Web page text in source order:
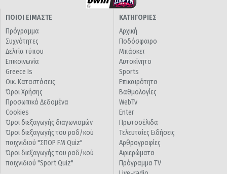
ΠΟΙΟΙ ΕΙΜΑΣΤΕ
Πρόγραμμα
Συχνότητες
Δελτία τύπου
Επικοινωνία
Greece Is
Οικ. Καταστάσεις
Όροι Χρήσης
Προσωπικά Δεδομένα
Cookies
Όροι διεξαγωγής διαγωνισμών
Όροι διεξαγωγής του ραδ/κού
παιχνιδιού "ΣΠΟΡ FM Quiz"
Όροι διεξαγωγής του ραδ/κού
παιχνιδιού "Sport Quiz"
ΚΑΤΗΓΟΡΙΕΣ
Αρχική
Ποδόσφαιρο
Μπάσκετ
Αυτοκίνητο
Sports
Επικαιρότητα
Βαθμολογίες
WebTv
Enter
Πρωτοσέλιδα
Τελευταίες Ειδήσεις
Αρθρογραφίες
Αφιερώματα
Πρόγραμμα TV